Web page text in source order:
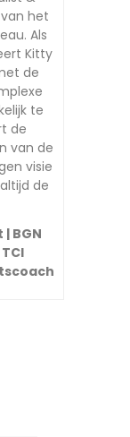
het
Als
Kitty
de
te
de
van de
visie
de
BGN